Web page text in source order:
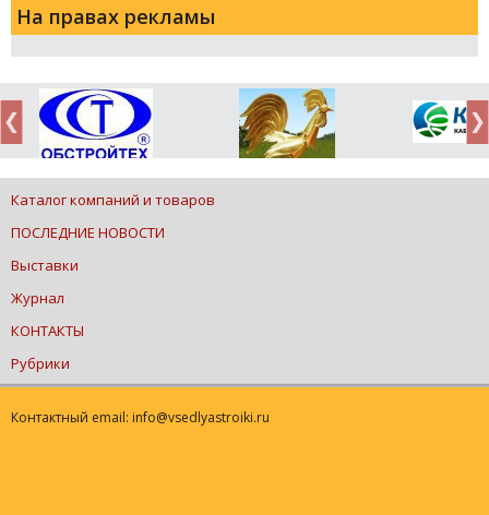
На правах рекламы
Каталог компаний и товаров
ПОСЛЕДНИЕ НОВОСТИ
Выставки
Журнал
КОНТАКТЫ
Рубрики
Контактный email: info@vsedlyastroiki.ru